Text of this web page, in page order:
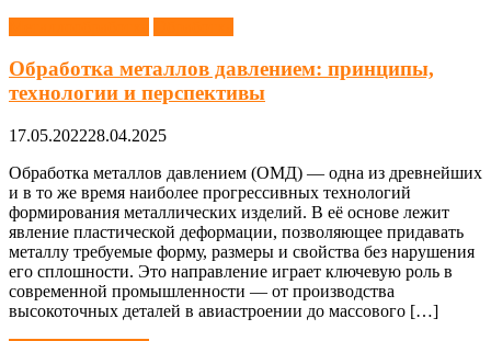
Обработка металлов давлением: принципы,
технологии и перспективы
17.05.202228.04.2025
Обработка металлов давлением (ОМД) — одна из древнейших
и в то же время наиболее прогрессивных технологий
формирования металлических изделий. В её основе лежит
явление пластической деформации, позволяющее придавать
металлу требуемые форму, размеры и свойства без нарушения
его сплошности. Это направление играет ключевую роль в
современной промышленности — от производства
высокоточных деталей в авиастроении до массового […]